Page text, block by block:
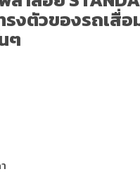
รงตัวของรถเสื่
ๆ